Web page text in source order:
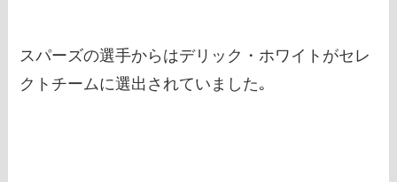
スパーズの選手からはデリック・ホワイトがセレ
クトチームに選出されていました｡